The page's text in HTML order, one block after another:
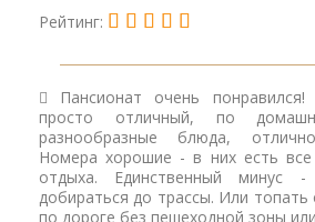
Рейтинг:
Пансионат очень
просто отличный, по
разнообразные блюда,
Номера хорошие - в них есть
отдыха. Единственный минус
добираться до трассы. Или топать
по дороге без пешеходной зоны